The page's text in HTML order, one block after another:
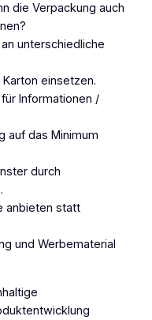
die Verpackung auch
unterschiedliche
einsetzen.
Informationen /
auf das Minimum
durch
anbieten statt
und Werbematerial